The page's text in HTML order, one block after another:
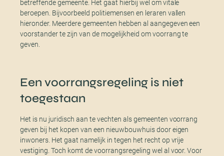
betreffende gemeente. Het gaat hierbij wel om vitale
beroepen. Bijvoorbeeld politiemensen en leraren vallen
hieronder. Meerdere gemeenten hebben al aangegeven een
voorstander te zijn van de mogelijkheid om voorrang te
geven.
Een voorrangsregeling is niet
toegestaan
Het is nu juridisch aan te vechten als gemeenten voorrang
geven bij het kopen van een nieuwbouwhuis door eigen
inwoners. Het gaat namelijk in tegen het recht op vrije
vestiging. Toch komt de voorrangsregeling wel al voor. Voor